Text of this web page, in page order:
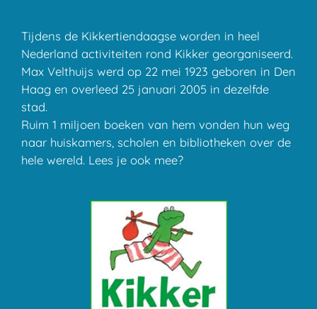
Tijdens de Kikkertiendaagse worden in heel
Nederland activiteiten rond Kikker georganiseerd.
Max Velthuijs werd op 22 mei 1923 geboren in Den
Haag en overleed 25 januari 2005 in dezelfde
stad.
Ruim 1 miljoen boeken van hem vonden hun weg
naar huiskamers, scholen en bibliotheken over de
hele wereld. Lees je ook mee?